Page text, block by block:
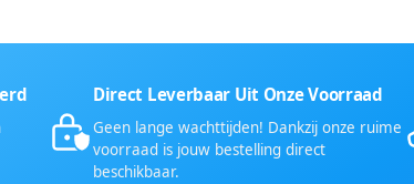
Direct Leverbaar Uit Onze Voorraad
Geen lange wachttijden! Dankzij onze ruime
voorraad is jouw bestelling direct
beschikbaar.